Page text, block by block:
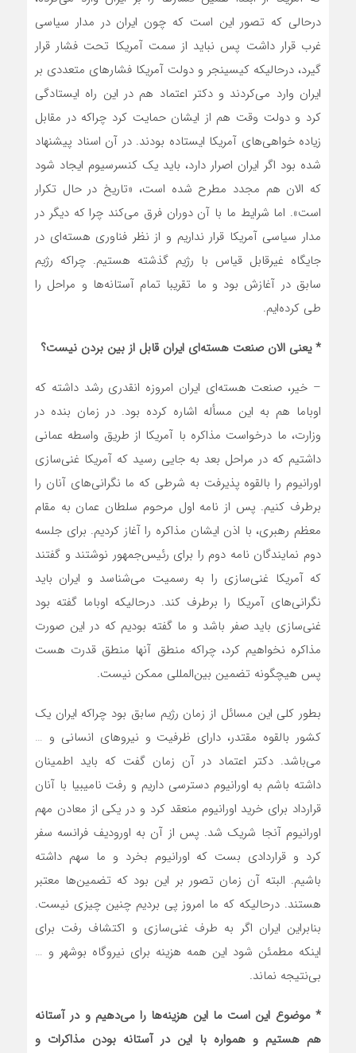
درحالی که تصور این است که چون ایران در مدار سیاسی
غرب قرار داشت پس نباید از سمت آمریکا تحت فشار قرار
گیرد، درحالیکه کیسینجر و دولت آمریکا فشارهای متعددی بر
ایران وارد می‌کردند و دکتر اعتماد هم در این راه ایستادگی
کرد و دولت وقت هم از ایشان حمایت کرد چراکه در مقابل
زیاده خواهی‌های آمریکا ایستاده بودند. در آن اسناد پیشنهاد
شده بود اگر ایران اصرار دارد، باید یک کنسرسیوم ایجاد شود
که الان هم مجدد مطرح شده است، «تاریخ در حال تکرار
است». اما شرایط ما با آن دوران فرق می‌کند چرا که دیگر در
مدار سیاسی آمریکا قرار نداریم و از نظر فناوری هسته‌ای در
جایگاه غیرقابل قیاس با رژیم گذشته هستیم. چراکه رژیم
سابق در آغازش بود و ما تقریبا تمام آستانه‌ها و مراحل را
طی کرده‌ایم.
* یعنی الان صنعت هسته‌ای ایران قابل از بین بردن نیست؟
– خیر، صنعت هسته‌ای ایران امروزه انقدری رشد داشته که
اوباما هم به این مسأله اشاره کرده بود. در زمان بنده در
وزارت، ما درخواست مذاکره با آمریکا از طریق واسطه عمانی
داشتیم که در مراحل بعد به جایی رسید که آمریکا غنی‌سازی
اورانیوم را بالقوه پذیرفت به شرطی که ما نگرانی‌های آنان را
برطرف کنیم. پس از نامه اول مرحوم سلطان عمان به مقام
معظم رهبری، با اذن ایشان مذاکره را آغاز کردیم. برای جلسه
دوم نمایندگان نامه دوم را برای رئیس‌جمهور نوشتند و گفتند
که آمریکا غنی‌سازی را به رسمیت می‌شناسد و ایران باید
نگرانی‌های آمریکا را برطرف کند. درحالیکه اوباما گفته بود
غنی‌سازی باید صفر باشد و ما گفته بودیم که در این صورت
مذاکره نخواهیم کرد، چراکه منطق آنها منطق قدرت هست
پس هیچگونه تضمین بین‌المللی ممکن نیست.
بطور کلی این مسائل از زمان رژیم سابق بود چراکه ایران یک
کشور بالقوه مقتدر، دارای ظرفیت و نیروهای انسانی و …
می‌باشد. دکتر اعتماد در آن زمان گفت که باید اطمینان
داشته باشم به اورانیوم دسترسی داریم و رفت نامیبیا با آنان
قرارداد برای خرید اورانیوم منعقد کرد و در یکی از معادن مهم
اورانیوم آنجا شریک شد. پس از آن به اورودیف فرانسه سفر
کرد و قراردادی بست که اورانیوم بخرد و ما سهم داشته
باشیم. البته آن زمان تصور بر این بود که تضمین‌ها معتبر
هستند. درحالیکه که ما امروز پی بردیم چنین چیزی نیست.
بنابراین ایران اگر به طرف غنی‌سازی و اکتشاف رفت برای
اینکه مطمئن شود این همه هزینه برای نیروگاه بوشهر و …
بی‌نتیجه نماند.
* موضوع این است ما این هزینه‌ها را می‌دهیم و در آستانه
هم هستیم و همواره با این در آستانه بودن مذاکرات و